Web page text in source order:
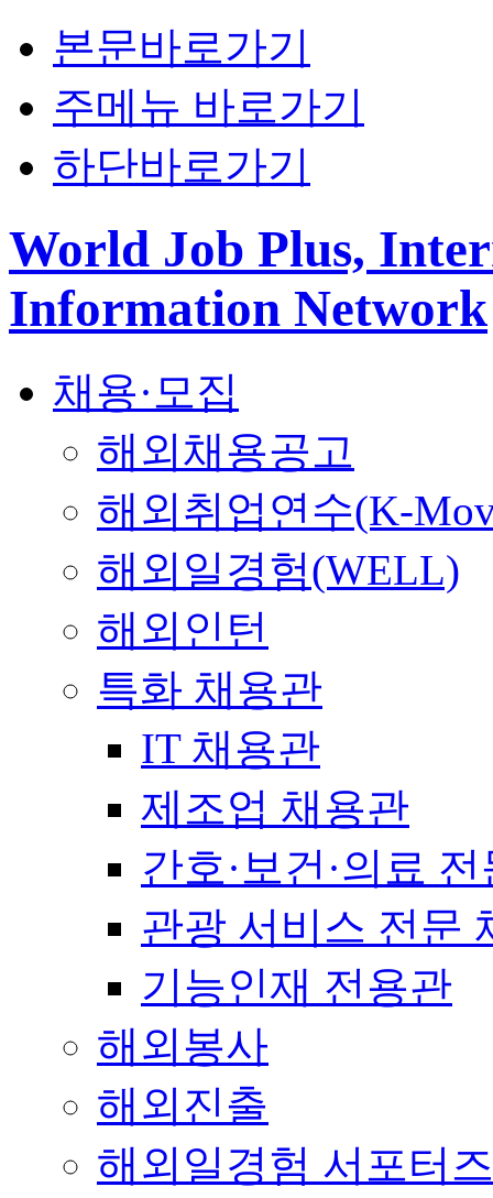
본문바로가기
주메뉴 바로가기
하단바로가기
World Job Plus,
Information Network
채용·모집
해외채용공고
해외취업연수(K-
해외일경험(WELL)
해외인턴
특화 채용관
IT 채용관
제조업 채용관
간호·보건·의료
관광 서비스 전문
기능인재 전용관
해외봉사
해외진출
해외일경험 서포터